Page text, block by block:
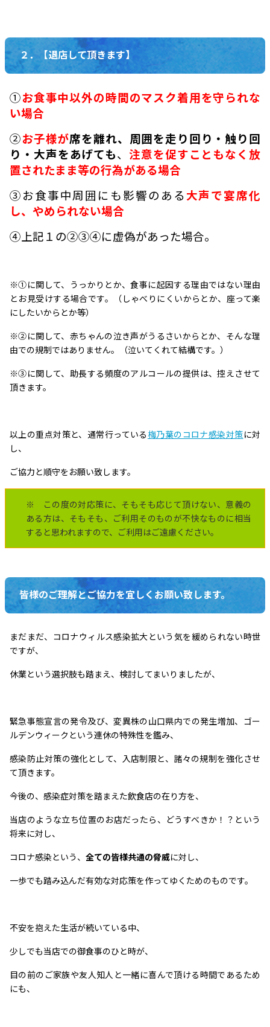
２．【退店して頂きます】
①お食事中以外の時間のマスク着用を守られな
い場合
②お子様が席を離れ、周囲を走り回り・触り回
り・大声をあげても、注意を促すこともなく放
置されたまま等の行為がある場合
③お食事中周囲にも影響のある 大声で宴席化
し、やめられない場合
④上記１の②③④に虚偽があった場合。
※①に関して、うっかりとか、食事に起因する理由ではない理由
とお見受けする場合です。（しゃべりにくいからとか、座って楽
にしたいからとか等）
※②に関して、赤ちゃんの泣き声がうるさいからとか、そんな理
由での規制ではありません。（泣いてくれて結構です。）
※③に関して、助長する頻度のアルコールの提供は、控えさせて
頂きます。
以上の重点対策と、通常行っている梅乃葉のコロナ感染対策に対
し、
ご協力と順守をお願い致します。
※ この度の対応策に、そもそも応じて頂けない、意義の
ある方は、そもそも、ご利用そのものが不快なものに相当
すると思われますので、ご利用はご遠慮ください。
皆様のご理解とご協力を宜しくお願い致します。
まだまだ、コロナウィルス感染拡大という気を緩められない時世
ですが、
休業という選択肢も踏まえ、検討してまいりましたが、
緊急事態宣言の発令及び、変異株の山口県内での発生増加、ゴー
ルデンウィークという連休の特殊性を鑑み、
感染防止対策の強化として、入店制限と、諸々の規制を強化させ
て頂きます。
今後の、感染症対策を踏まえた飲食店の在り方を、
当店のような立ち位置のお店だったら、どうすべきか！？という
将来に対し、
コロナ感染という、 全ての皆様共通の脅威に対し、
一歩でも踏み込んだ有効な対応策を作ってゆくためのものです。
不安を抱えた生活が続いている中、
少しでも当店での御食事のひと時が、
目の前のご家族や友人知人と一緒に喜んで頂ける時間であるため
にも、